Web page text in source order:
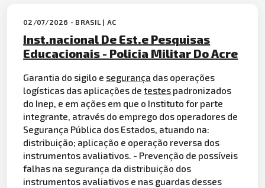
02/07/2026 - BRASIL | AC
Inst.nacional De Est.e Pesquisas
Educacionais - Policia Militar Do Acre
Garantia do sigilo e segurança das operações
logísticas das aplicações detestes padronizados
do Inep, e em ações em que o Instituto for parte
integrante, através do emprego dos operadores de
Segurança Pública dos Estados, atuando na:
distribuição; aplicação e operação reversa dos
instrumentos avaliativos. - Prevenção de possíveis
falhas na segurança da distribuição dos
instrumentos avaliativos e nas guardas desses